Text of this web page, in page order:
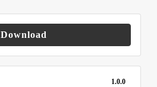
Download
1.0.0